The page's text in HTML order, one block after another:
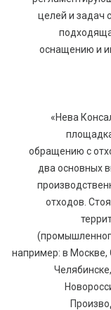
целей и задач
оснащению и
«Нева
обращению с
два основных
отходов.
например: в Москве,